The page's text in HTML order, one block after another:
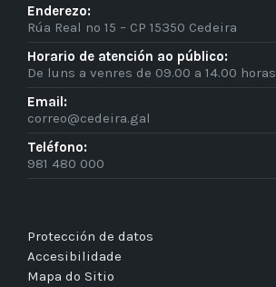
Enderezo:
Rúa Real nº 15 – CP 15350 Cedeira
Horario de atención ao público:
De luns a venres de 09.00 a 14.00 horas
Email:
correo@cedeira.gal
Teléfono:
981 480 000
Protección de datos
Accesibilidade
Mapa do Sitio